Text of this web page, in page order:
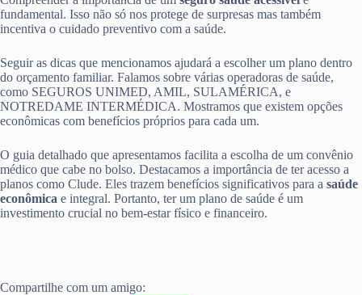
fundamental. Isso não só nos protege de surpresas mas também
incentiva o cuidado preventivo com a saúde.
Seguir as dicas que mencionamos ajudará a escolher um plano dentro
do orçamento familiar. Falamos sobre várias operadoras de saúde,
como SEGUROS UNIMED, AMIL, SULAMÉRICA, e
NOTREDAME INTERMÉDICA. Mostramos que existem opções
econômicas com benefícios próprios para cada um.
O guia detalhado que apresentamos facilita a escolha de um convênio
médico que cabe no bolso. Destacamos a importância de ter acesso a
planos como Clude. Eles trazem benefícios significativos para a saúde
econômica e integral. Portanto, ter um plano de saúde é um
investimento crucial no bem-estar físico e financeiro.
Compartilhe com um amigo: